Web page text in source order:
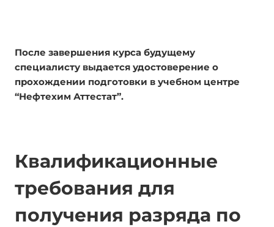
После завершения курса будущему
специалисту выдается удостоверение о
прохождении подготовки в учебном центре
“Нефтехим Аттестат”.
Квалификационные
требования для
получения разряда по